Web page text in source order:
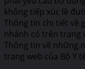
không tiếp xúc lề
Thông tin chi tiết về
nhánh có trên trang
Thông tin về những
trang web của Bộ Y